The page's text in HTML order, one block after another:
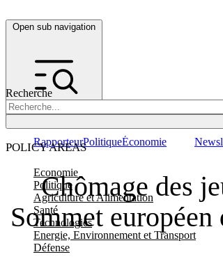
Open sub navigation
Recherche
POLICY AREAS
Economie
Politique
Agriculture et Alimentation
Santé
Technologies
Energie, Environnement et Transport
Défense
RapporteurPolitiqueÉconomie
Chômage des
Sommet